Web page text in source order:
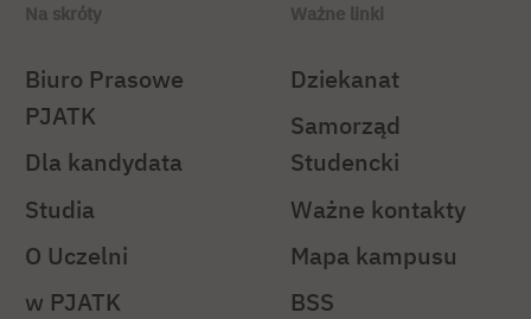
Na skróty
Biuro Prasowe
PJATK
Dla kandydata
Studia
O Uczelni
w PJATK
Ważne linki
Dziekanat
Samorząd
Studencki
Ważne kontakty
Mapa kampusu
BSS